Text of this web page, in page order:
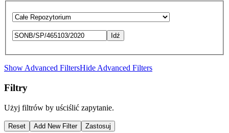
Idź
Show Advanced FiltersHide Advanced Filters
Filtry
Użyj filtrów by uściślić zapytanie.
Reset Add New Filter Zastosuj